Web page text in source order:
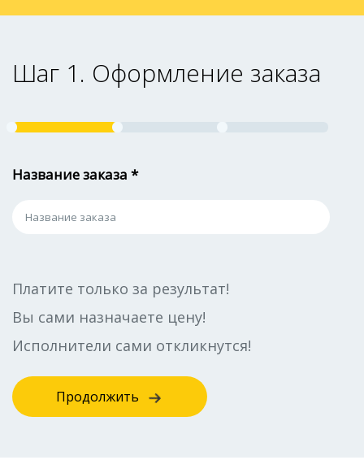
Шаг 1. Оформление заказа
Название заказа *
Платите только за результат!
Вы сами назначаете цену!
Исполнители сами откликнутся!
Продолжить